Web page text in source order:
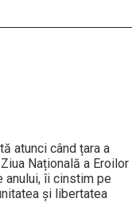
atunci când țara a
Națională a Eroilor
anului, îi cinstim pe
și libertatea